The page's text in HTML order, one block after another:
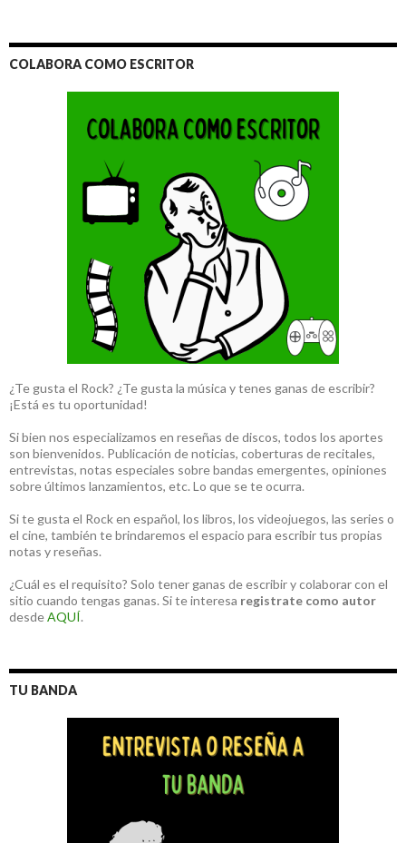
COLABORA COMO ESCRITOR
¿Te gusta el Rock? ¿Te gusta la música y tenes ganas de escribir?
¡Está es tu oportunidad!
Si bien nos especializamos en reseñas de discos, todos los aportes
son bienvenidos. Publicación de noticias, coberturas de recitales,
entrevistas, notas especiales sobre bandas emergentes, opiniones
sobre últimos lanzamientos, etc. Lo que se te ocurra.
Si te gusta el Rock en español, los libros, los videojuegos, las series o
el cine, también te brindaremos el espacio para escribir tus propias
notas y reseñas.
¿Cuál es el requisito? Solo tener ganas de escribir y colaborar con el
sitio cuando tengas ganas. Si te interesa registrate como autor
desdeAQUÍ.
TU BANDA